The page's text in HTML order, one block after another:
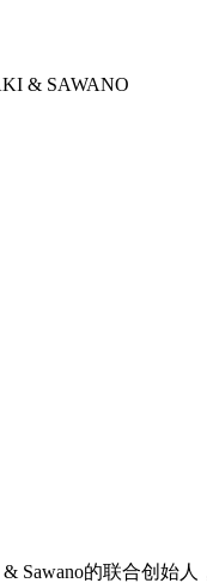
& SAWANO
& Sawano的联合创